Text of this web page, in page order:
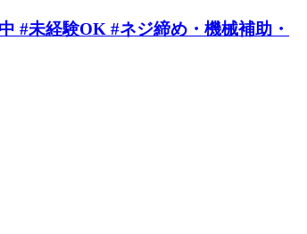
#未経験OK #ネジ締め・機械補助・